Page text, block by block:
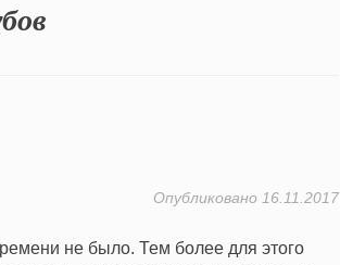
Опубликовано 16.11.2017
не было. Тем более для этого